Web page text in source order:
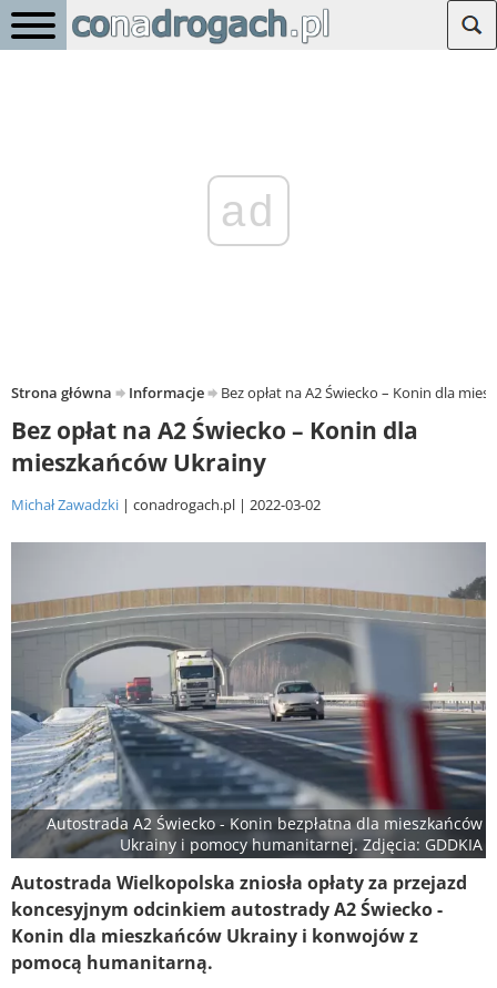
ad
Strona główna Informacje Bez opłat na A2 Świecko – Konin dla
Bez opłat na A2 Świecko – Konin dla
mieszkańców Ukrainy
Michał Zawadzki conadrogach.pl 2022-03-02
Autostrada A2 Świecko - Konin bezpłatna dla mieszkańców
Ukrainy i pomocy humanitarnej. Zdjęcia: GDDKIA
Autostrada Wielkopolska zniosła opłaty za przejazd
koncesyjnym odcinkiem autostrady A2 Świecko -
Konin dla mieszkańców Ukrainy i konwojów z
pomocą humanitarną.